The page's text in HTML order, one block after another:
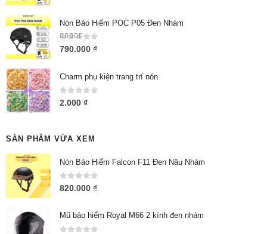
Nón Bảo Hiểm POC P05 Đen Nhám
5.00 out of 5
790.000 ₫
Charm phụ kiện trang trí nón
0 out of 5
2.000 ₫
SẢN PHẨM VỪA XEM
Nón Bảo Hiểm Falcon F11 Đen Nâu Nhám
0out of 5
820.000 ₫
Mũ bảo hiểm Royal M66 2 kính đen nhám